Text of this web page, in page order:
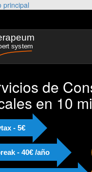
principal
de
en 10
- 5€
- 40€ /año